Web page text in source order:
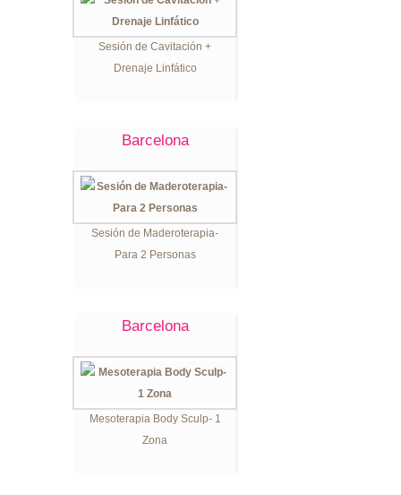
Sesión de Cavitación +
Drenaje Linfático
Barcelona
Sesión de Maderoterapia-
Para 2 Personas
Barcelona
Mesoterapia Body Sculp- 1
Zona